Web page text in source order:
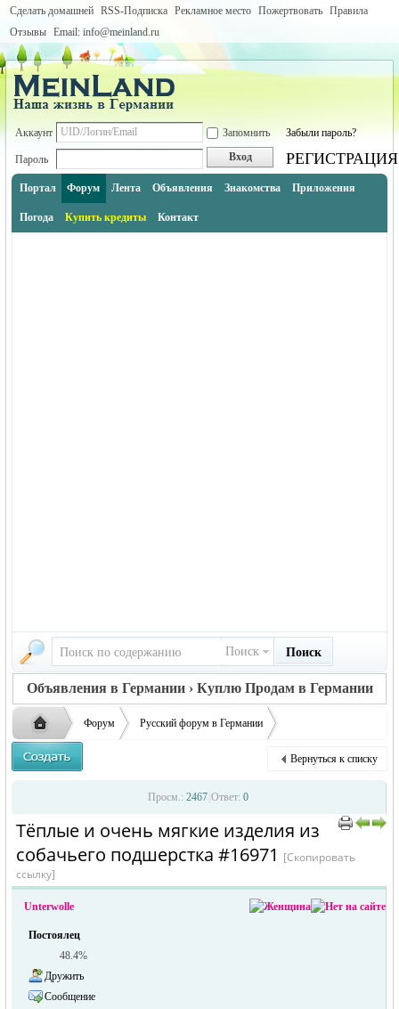
Сделать домашней RSS-Подписка Рекламное место Пожертвовать Правила
Отзывы Email: info@meinland.ru
Аккаунт Запомнить Забыли пароль?
Пароль Вход РЕГИСТРАЦИЯ
Портал Форум Лента Объявления Знакомства Приложения
Погода Купить кредиты Контакт
Поиск Поиск
Объявления в Германии › Куплю Продам в Германии
жизнь и
Форум Русский форум в Германии
Объявления в Германии
› ›
Тёплые и очень мягкие издели ...
Вернуться к списку
Просм.: 2467 Ответ: 0
Тёплые и очень мягкие изделия из
собачьего подшерстка #16971 [Скопировать
ссылку]
Unterwolle
Постоялец
48.4%
Дружить
Сообщение